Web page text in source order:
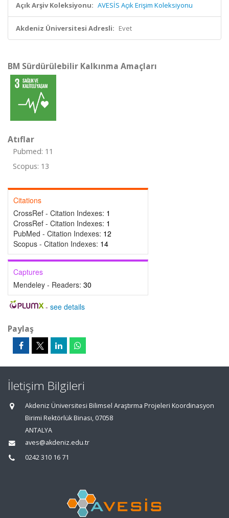
Açık Arşiv Koleksiyonu: AVESİS Açık Erişim Koleksiyonu
Akdeniz Üniversitesi Adresli: Evet
BM Sürdürülebilir Kalkınma Amaçları
Atıflar
Pubmed: 11
Scopus: 13
Citations
CrossRef - Citation Indexes: 1
CrossRef - Citation Indexes: 1
PubMed - Citation Indexes: 12
Scopus - Citation Indexes: 14
Captures
Mendeley - Readers: 30
- see details
Paylaş
İletişim Bilgileri
Akdeniz Üniversitesi Bilimsel Araştırma Projeleri Koordinasyon
Birimi Rektörlük Binası, 07058
ANTALYA
aves@akdeniz.edu.tr
0242 310 16 71